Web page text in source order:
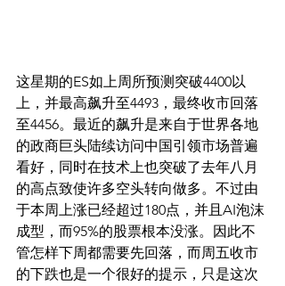
这星期的ES如上周所预测突破4400以
上，并最高飙升至4493，最终收市回落
至4456。最近的飙升是来自于世界各地
的政商巨头陆续访问中国引领市场普遍
看好，同时在技术上也突破了去年八月
的高点致使许多空头转向做多。不过由
于本周上涨已经超过180点，并且AI泡沫
成型，而95%的股票根本没涨。因此不
管怎样下周都需要先回落，而周五收市
的下跌也是一个很好的提示，只是这次